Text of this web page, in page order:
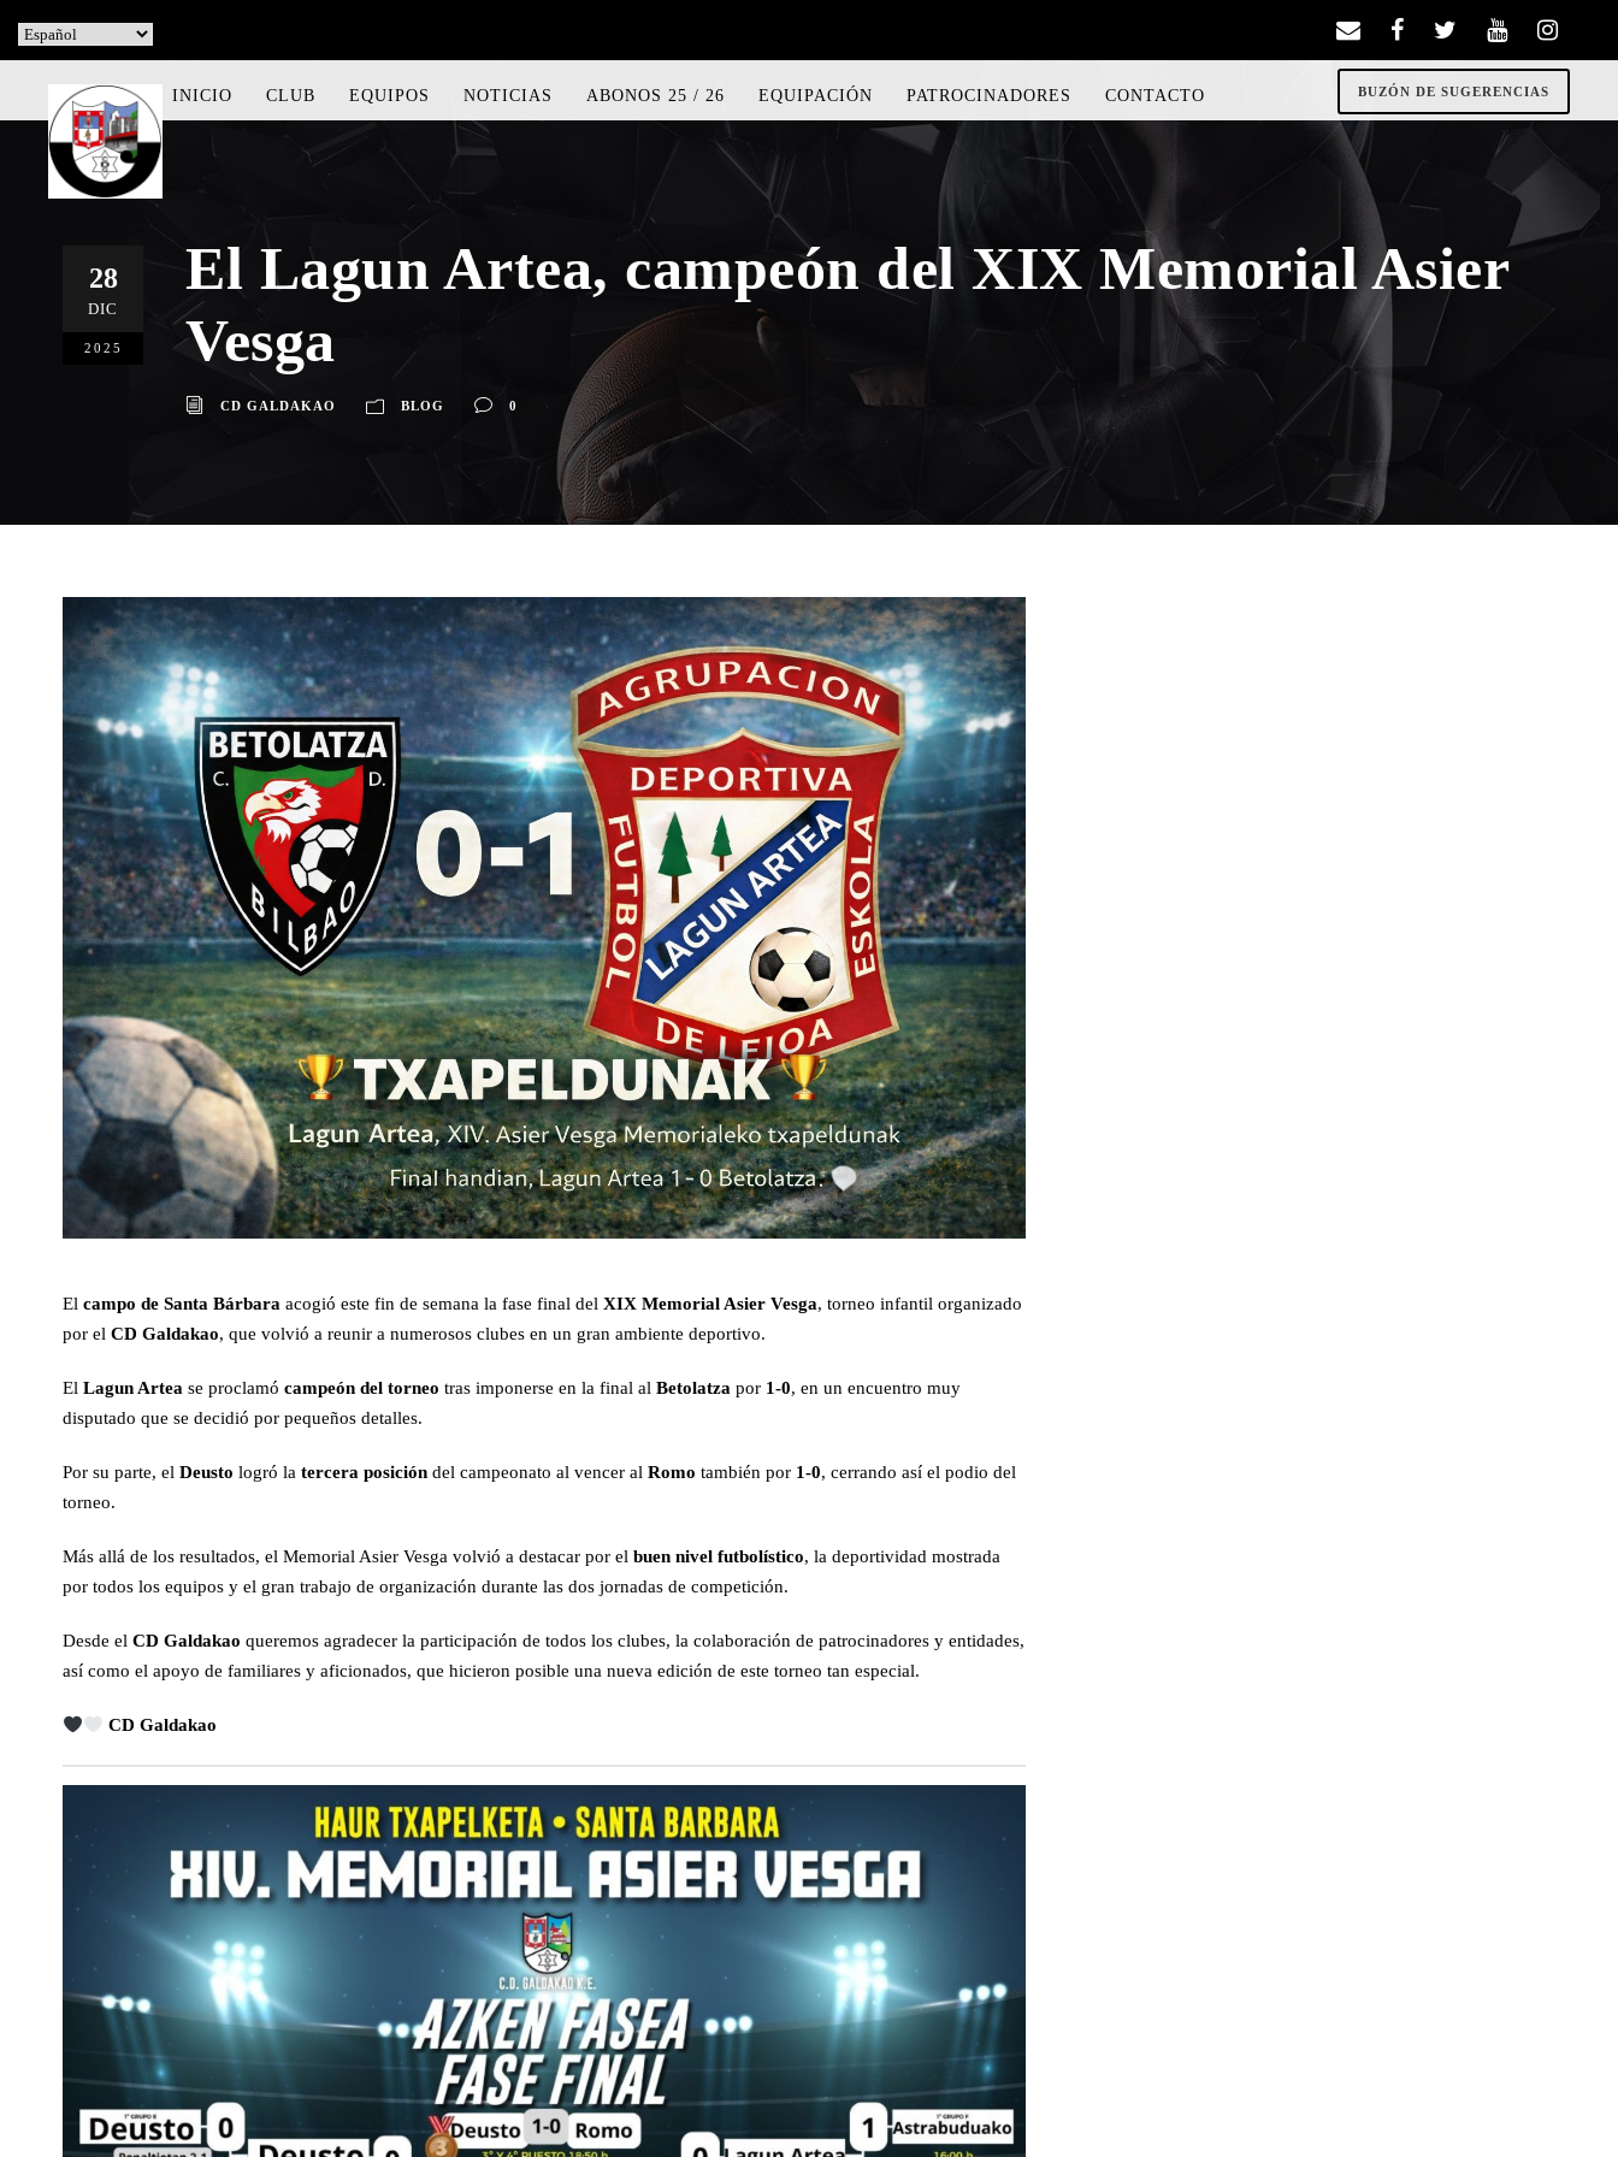
INICIO CLUB EQUIPOS NOTICIAS ABONOS 25 / 26 EQUIPACIÓN PATROCINADORES CONTACTO BUZÓN DE SUGERENCIAS
28
DIC
2025
El Lagun Artea, campeón del XIX Memorial Asier
Vesga
CD GALDAKAO BLOG 0
El campo de Santa Bárbara acogió este fin de semana la fase final del XIX Memorial Asier Vesga, torneo infantil organizado
por el CD Galdakao, que volvió a reunir a numerosos clubes en un gran ambiente deportivo.
El Lagun Artea se proclamó campeón del torneo tras imponerse en la final al Betolatza por 1-0, en un encuentro muy
disputado que se decidió por pequeños detalles.
Por su parte, el Deusto logró la tercera posición del campeonato al vencer al Romo también por 1-0, cerrando así el podio del
torneo.
Más allá de los resultados, el Memorial Asier Vesga volvió a destacar por el buen nivel futbolístico, la deportividad mostrada
por todos los equipos y el gran trabajo de organización durante las dos jornadas de competición.
Desde el CD Galdakao queremos agradecer la participación de todos los clubes, la colaboración de patrocinadores y entidades,
así como el apoyo de familiares y aficionados, que hicieron posible una nueva edición de este torneo tan especial.
CD Galdakao